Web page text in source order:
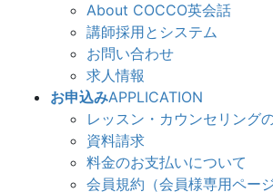
About COCCO英会話
講師採用とシステム
お問い合わせ
求人情報
お申込みAPPLICATION
レッスン・カウンセリング
資料請求
料金のお支払いについて
会員規約（会員様専用ページ